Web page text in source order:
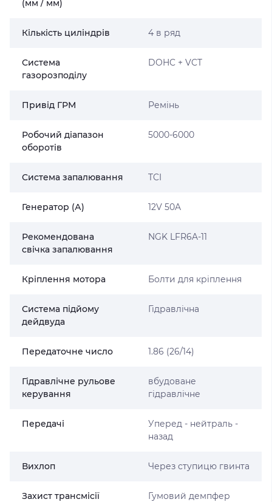
(мм / мм)
Кількість циліндрів 4 в ряд
Система
газорозподілу
DOHC + VCT
Привід ГРМ Ремінь
Робочий діапазон
оборотів
5000-6000
Система запалювання TCI
Генератор (А) 12V 50A
Рекомендована
свічка запалювання
NGK LFR6A-11
Кріплення мотора Болти для кріплення
Система підйому
дейдвуда
Гідравлічна
Передаточне число 1.86 (26/14)
Гідравлічне рульове
керування
вбудоване
гідравлічне
Передачі
Уперед - нейтраль -
назад
Вихлоп Через ступицю гвинта
Захист трансмісії Гумовий демпфер